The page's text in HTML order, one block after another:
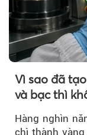
Vì sao đã
và bạc thì
Hàng nghìn
chì thành